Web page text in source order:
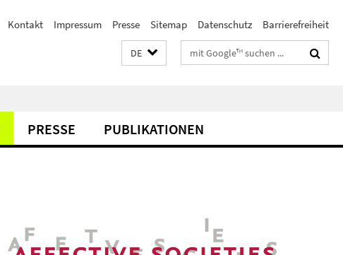
Kontakt Impressum Presse Sitemap Datenschutz Barrierefreiheit
DE Suchbegriffe
PRESSE PUBLIKATIONEN